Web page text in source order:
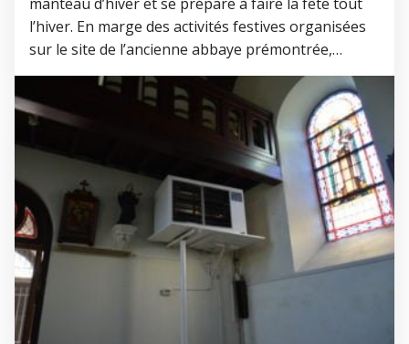
l’hiver. En marge des activités festives organisées
sur le site de l’ancienne abbaye prémontrée,…